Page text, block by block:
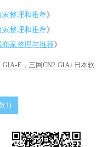
家整理和推荐》
家整理和推荐》
商家整理与推荐》
GIA-E，三网CN2 GIA+日本软
(1)